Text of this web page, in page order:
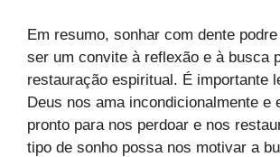
Em resumo, sonhar com dente
ser um convite à reflexão e à busca
restauração espiritual. É importante
Deus nos ama incondicionalmente e
pronto para nos perdoar e nos
tipo de sonho possa nos motivar a